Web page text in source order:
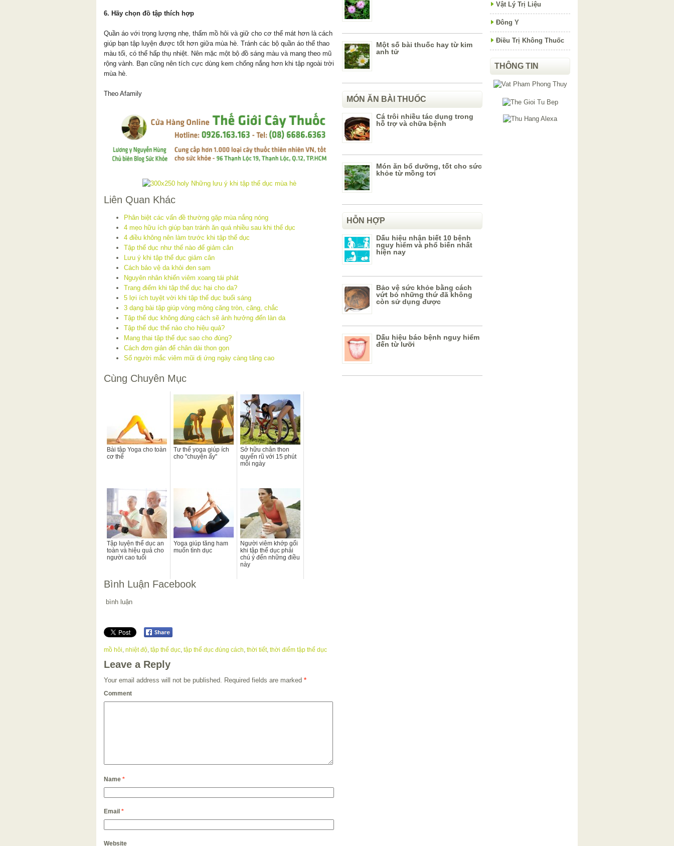
6. Hãy chọn đồ tập thích hợp
Quần áo với trọng lượng nhẹ, thấm mồ hôi và giữ cho cơ thể mát hơn là cách
giúp bạn tập luyện được tốt hơn giữa mùa hè. Tránh các bộ quần áo thể thao
màu tối, có thể hấp thụ nhiệt. Nên mặc một bộ đồ sáng màu và mang theo mũ
rộng vành. Bạn cũng nên tích cực dùng kem chống nắng hơn khi tập ngoài trời
mùa hè.
Theo Afamily
Liên Quan Khác
Phân biệt các vấn đề thường gặp mùa nắng nóng
4 mẹo hữu ích giúp bạn tránh ăn quá nhiều sau khi thể dục
4 điều không nên làm trước khi tập thể dục
Tập thể dục như thế nào để giảm cân
Lưu ý khi tập thể dục giảm cân
Cách bảo vệ da khỏi đen sạm
Nguyên nhân khiến viêm xoang tái phát
Trang điểm khi tập thể dục hại cho da?
5 lợi ích tuyệt vời khi tập thể dục buổi sáng
3 dạng bài tập giúp vòng mông căng tròn, căng, chắc
Tập thể dục không đúng cách sẽ ảnh hưởng đến làn da
Tập thể dục thế nào cho hiệu quả?
Mang thai tập thể dục sao cho đúng?
Cách đơn giản để chân dài thon gọn
Số người mắc viêm mũi dị ứng ngày càng tăng cao
Cùng Chuyên Mục
Bài tập Yoga cho toàn
cơ thể
Tư thế yoga giúp ích
cho ''chuyện ấy''
Sở hữu chân thon
quyến rũ với 15 phút
mỗi ngày
Tập luyện thể dục an
toàn và hiệu quả cho
người cao tuổi
Yoga giúp tăng ham
muốn tình dục
Người viêm khớp gối
khi tập thể dục phải
chú ý đến những điều
này
Bình Luận Facebook
bình luận
mồ hôi nhiệt độ tập thể dục tập thể dục đúng cách thời tiết, thời điểm tập thể dục
Leave a Reply
Your email address will not be published. Required fields are marked *
Comment
Name *
Email *
Website
Một số bài thuốc hay từ kim
anh tử
MÓN ĂN BÀI THUỐC
Cá trôi nhiều tác dụng trong
hỗ trợ và chữa bệnh
Món ăn bổ dưỡng, tốt cho sức
khỏe từ mồng tơi
HỖN HỢP
Dấu hiệu nhận biết 10 bệnh
nguy hiểm và phổ biến nhất
hiện nay
Bảo vệ sức khỏe bằng cách
vứt bỏ những thứ đã không
còn sử dụng được
Dấu hiệu báo bệnh nguy hiểm
đến từ lưỡi
Vật Lý Trị Liệu
Đông Y
Điều Trị Không Thuốc
THÔNG TIN